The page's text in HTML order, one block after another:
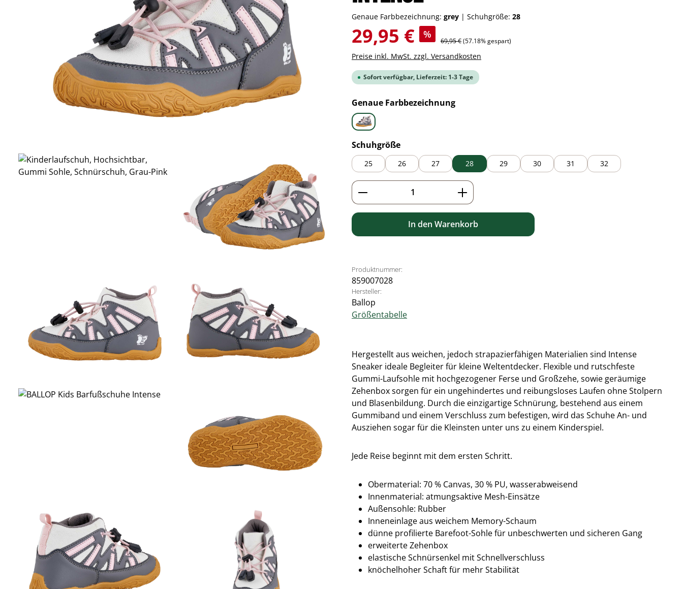
Genaue Farbbezeichnung: grey | Schuhgröße: 28
Verkaufspreis:
29,95 € %
Regulärer Preis:
69,95 €(57.18% gespart)
Preise inkl. MwSt. zzgl. Versandkosten
Sofort verfügbar, Lieferzeit: 1-3 Tage
Genaue Farbbezeichnungauswählen
grey
Schuhgrößeauswählen
25 26 27 28 29 30 31 32
Produkt Anzahl: Gib den gewünschten Wert ein oder
In den Warenkorb
Produktnummer:
859007028
Hersteller:
Ballop
Größentabelle
Hergestellt aus weichen, jedoch strapazierfähigen Materialien sind Intense
Sneaker ideale Begleiter für kleine Weltentdecker. Flexible und rutschfeste
Gummi-Laufsohle mit hochgezogener Ferse und Großzehe, sowie geräumige
Zehenbox sorgen für ein ungehindertes und reibungsloses Laufen ohne Stolpern
und Blasenbildung. Durch die einzigartige Schnürung, bestehend aus einem
Gummiband und einem Verschluss zum befestigen, wird das Schuhe An- und
Ausziehen sogar für die Kleinsten unter uns zu einem Kinderspiel.
Jede Reise beginnt mit dem ersten Schritt.
Obermaterial: 70 % Canvas, 30 % PU, wasserabweisend
Innenmaterial: atmungsaktive Mesh-Einsätze
Außensohle: Rubber
Inneneinlage aus weichem Memory-Schaum
dünne profilierte Barefoot-Sohle für unbeschwerten und sicheren Gang
erweiterte Zehenbox
elastische Schnürsenkel mit Schnellverschluss
knöchelhoher Schaft für mehr Stabilität